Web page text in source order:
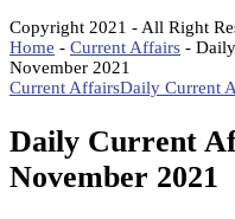
Copyright 2021 - All Right
Home - Current Affairs -
November 2021
Current AffairsDaily Current
Daily Current
November 2021